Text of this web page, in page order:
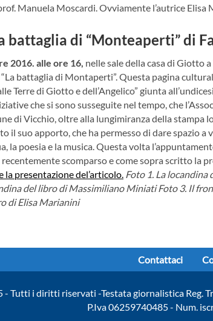
Manuela Moscardi. Ovviamente l’autrice Elisa
battaglia di “Monteaperti” di
2016. alle ore 16, nelle sale della casa di Giotto
battaglia di Montaperti”. Questa pagina
Terre di Giotto e dell’Angelico” giunta
che si sono susseguite nel tempo, che
di Vicchio, oltre alla lungimiranza della stampa
il suo apporto, che ha permesso di dare spazio
la poesia e la musica. Questa volta
scomparso e come sopra scritto la
la presentazione del’articolo. Foto 1. La locandina
del libro di Massimiliano Miniati Foto 3. Il
di Elisa Marianini
Contattaci
Tutti i diritti riservati -Testata giornalistica Reg.
P.Iva 06259740485 - Num.